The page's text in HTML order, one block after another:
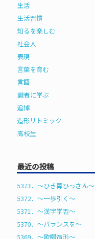
生活
生活習慣
知るを楽しむ
社会人
表現
言葉を育む
言語
識者に学ぶ
追悼
造形リトミック
高校生
最近の投稿
5373．～ひき算ひっさん〜
5372．～一歩引く〜
5371．～漢字学習〜
5370．～バランスを〜
5369．～歌唱造形〜